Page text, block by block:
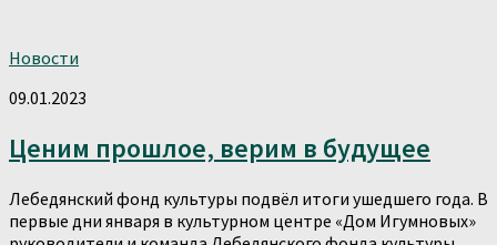
Новости
09.01.2023
Ценим прошлое, верим в будущее
Лебедянский фонд культуры подвёл итоги ушедшего года. В
первые дни января в культурном центре «Дом Игумновых»